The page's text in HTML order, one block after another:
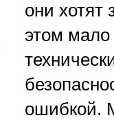
они хотят
этом
ошибкой.